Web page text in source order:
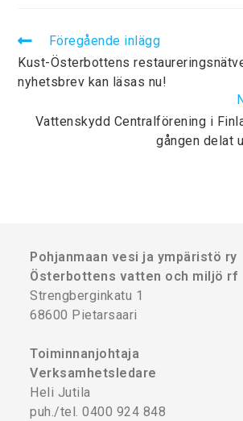
Föregående inlägg
Kust-Österbottens
nyhetsbrev kan läsas nu!
Vattenskydd Centralförening i
gången delat
Pohjanmaan vesi ja ympäristö ry
Österbottens vatten och miljö rf
Strengberginkatu 1
68600 Pietarsaari
Toiminnanjohtaja
Verksamhetsledare
Heli Jutila
puh./tel. 0400 924 848